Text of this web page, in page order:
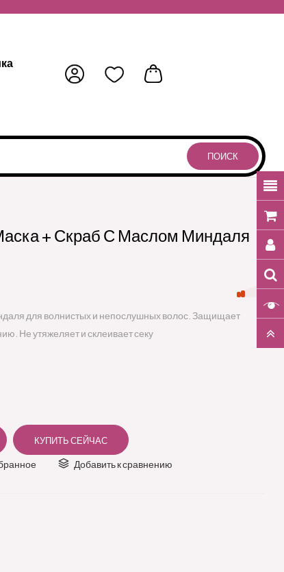
ПОИСК
+ Скраб С Маслом Миндаля
для волнистых и непослушных волос. Защищает
Не утяжеляет и склеивает секу
Добавить к сравнению